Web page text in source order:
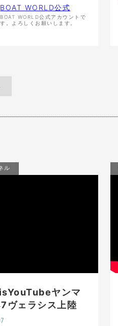
BOAT WORLD公式
BOAT WORLD公式アカウントで
す。よろしくお願いします。
ル
ヤンマ
ヴェラシス上陸